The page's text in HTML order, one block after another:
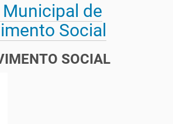
de
Social
SOCIAL